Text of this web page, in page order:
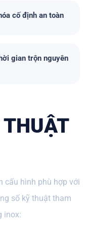
cố định an toàn
gian trộn nguyên
cấu hình phù hợp với
số kỹ thuật tham
inox: